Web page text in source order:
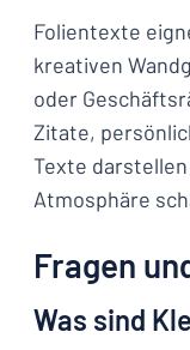
Folientexte
kreativen
oder
Zitate,
Texte
Atmosphäre
Fragen
Was sind